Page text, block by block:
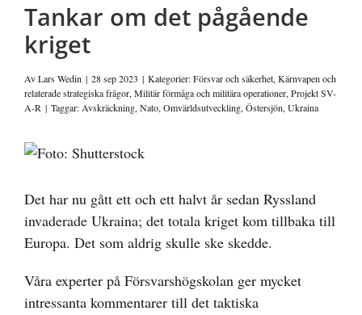
Tankar om det pågående
kriget
AvLars Wedin | 28 sep 2023 | Kategorier:Försvar och säkerhet,Kärnvapen och
relaterade strategiska frågor,Militär förmåga och militära operationer,Projekt SV-
A-R | Taggar:Avskräckning,Nato,Omvärldsutveckling,Östersjön,Ukraina
Visa
bild
Det har nu gått ett och ett halvt år sedan Ryssland
invaderade Ukraina; det totala kriget kom tillbaka till
Europa. Det som aldrig skulle ske skedde.
Våra experter på Försvarshögskolan ger mycket
intressanta kommentarer till det taktiska